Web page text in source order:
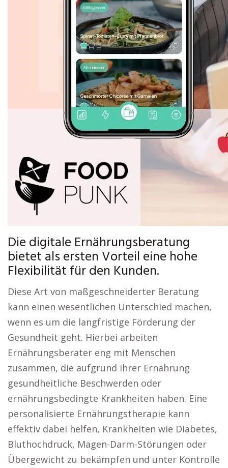
Die digitale Ernährungsberatung
bietet als ersten Vorteil eine hohe
Flexibilität für den Kunden.
Diese Art von maßgeschneiderter Beratung
kann einen wesentlichen Unterschied machen,
wenn es um die langfristige Förderung der
Gesundheit geht. Hierbei arbeiten
Ernährungsberater eng mit Menschen
zusammen, die aufgrund ihrer Ernährung
gesundheitliche Beschwerden oder
ernährungsbedingte Krankheiten haben. Eine
personalisierte Ernährungstherapie kann
effektiv dabei helfen, Krankheiten wie Diabetes,
Bluthochdruck, Magen-Darm-Störungen oder
Übergewicht zu bekämpfen und unter Kontrolle